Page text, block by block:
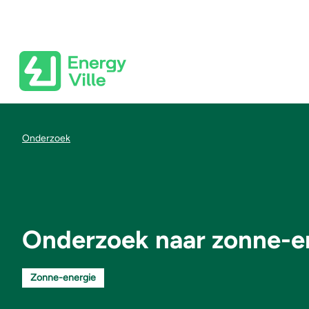
Kruimelpad
Onderzoek
Onderzoek naar zonne-
Zonne-energie